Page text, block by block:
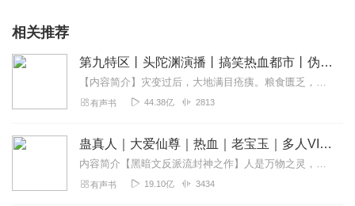
相关推荐
第九特区丨头陀渊演播丨搞笑热血都市丨伪戒丨VIP免费多人有声剧
【内容简介】灾变过后，大地满目疮痍。粮食匮乏，资源紧俏，局势混乱……一位从待规划区杀出来的青年，背对着漫天黄沙，孤身来到九区谋生，却不曾想偶然结识三五好友，一念...
有声书 44.38亿 2813
蛊真人｜大爱仙尊｜热血｜老宝玉｜多人VIP免费有声剧
内容简介【黑暗文反派流封神之作】人是万物之灵，蛊是天地真精。一个穿越者不断重生的故事。一个养蛊、炼蛊、用蛊的奇特世界。配音组（男角色）老宝玉旁白...
有声书 19.10亿 3434